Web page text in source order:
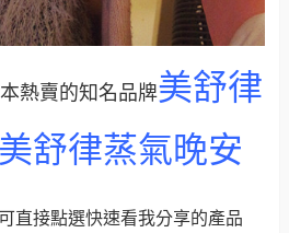
熱賣的知名品牌美舒律
美舒律蒸氣晚安
直接點選快速看我分享的產品